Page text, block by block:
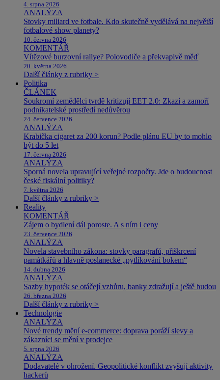
4. srpna 2026
ANALÝZA
Stovky miliard ve fotbale. Kdo skutečně vydělává na největší
fotbalové show planety?
10. června 2026
KOMENTÁŘ
Vítězové burzovní rallye? Polovodiče a překvapivě měď
20. května 2026
Další články z rubriky >
Politika
ČLÁNEK
Soukromí zemědělci tvrdě kritizují EET 2.0: Zkazí a zamoří
podnikatelské prostředí nedůvěrou
24. července 2026
ANALÝZA
Krabička cigaret za 200 korun? Podle plánu EU by to mohlo
být do 5 let
17. června 2026
ANALÝZA
Sporná novela upravující veřejné rozpočty. Jde o budoucnost
české fiskální politiky?
7. května 2026
Další články z rubriky >
Reality
KOMENTÁŘ
Zájem o bydlení dál poroste. A s ním i ceny
23. července 2026
ANALÝZA
Novela stavebního zákona: stovky paragrafů, přiškrcení
památkářů a hlavně poslanecké „pytlíkování bokem“
14. dubna 2026
ANALÝZA
Sazby hypoték se otáčejí vzhůru, banky zdražují a ještě budou
26. března 2026
Další články z rubriky >
Technologie
ANALÝZA
Nové trendy mění e-commerce: doprava poráží slevy a
zákazníci se mění v prodejce
5. srpna 2026
ANALÝZA
Dodavatelé v ohrožení. Geopolitické konflikt zvyšují aktivity
hackerů